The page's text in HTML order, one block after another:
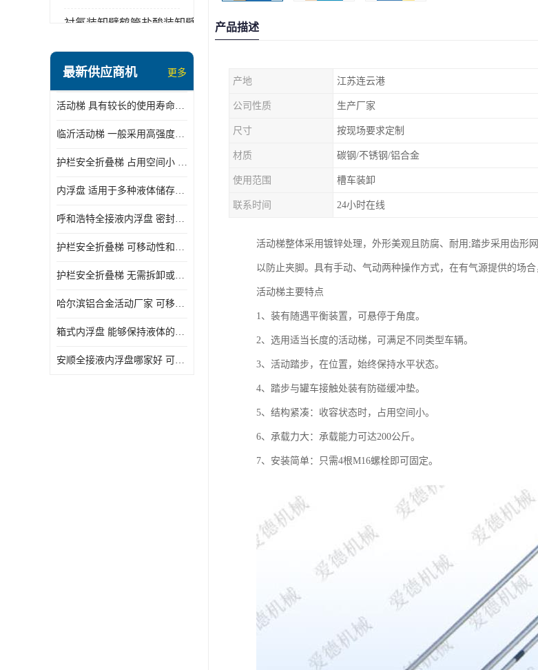
衬氟装卸臂鹤管盐酸装卸臂
顶部装卸车鹤管
液氨液化气鹤管
定量装车系统
最新供应商机 更多
活动梯 具有较长的使用寿命和耐用性 一般采用高强度材料制造
临沂活动梯 一般采用高强度材料制造 可以用于多种不同的任务
护栏安全折叠梯 占用空间小 方便存放和搬运
内浮盘 适用于多种液体储存和运输 能够降低运输成本和维护成本
呼和浩特全接液内浮盘 密封性能好 有效保护液体质量
护栏安全折叠梯 可移动性和安全性较高 占用空间小
护栏安全折叠梯 无需拆卸或重新安装 占用空间小
哈尔滨铝合金活动厂家 可移动性和安全性较高 占用空间小
箱式内浮盘 能够保持液体的密闭状态 适用于多种液体储存和运输
安顺全接液内浮盘哪家好 可以自动上下浮动 密封性能好
产品描述
产地 江苏连云港
公司性质 生产厂家
尺寸 按现场要求定制
材质 碳钢/不锈钢/铝合金
使用范围 槽车装卸
联系时间 24小时在线
活动梯整体采用镀锌处理，外形美观且防腐、耐用;踏步采用齿形
以防止夹脚。具有手动、气动两种操作方式，在有气源提供的场合
活动梯主要特点
1、装有随遇平衡装置，可悬停于角度。
2、选用适当长度的活动梯，可满足不同类型车辆。
3、活动踏步，在位置，始终保持水平状态。
4、踏步与罐车接触处装有防碰缓冲垫。
5、结构紧凑：收容状态时，占用空间小。
6、承载力大：承载能力可达200公斤。
7、安装简单：只需4根M16螺栓即可固定。